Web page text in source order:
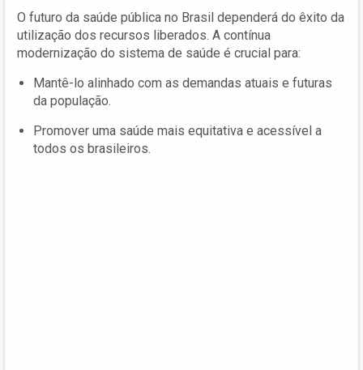
O futuro da saúde pública no Brasil dependerá do êxito da
utilização dos recursos liberados. A contínua
modernização do sistema de saúde é crucial para:
Mantê-lo alinhado com as demandas atuais e futuras
da população.
Promover uma saúde mais equitativa e acessível a
todos os brasileiros.